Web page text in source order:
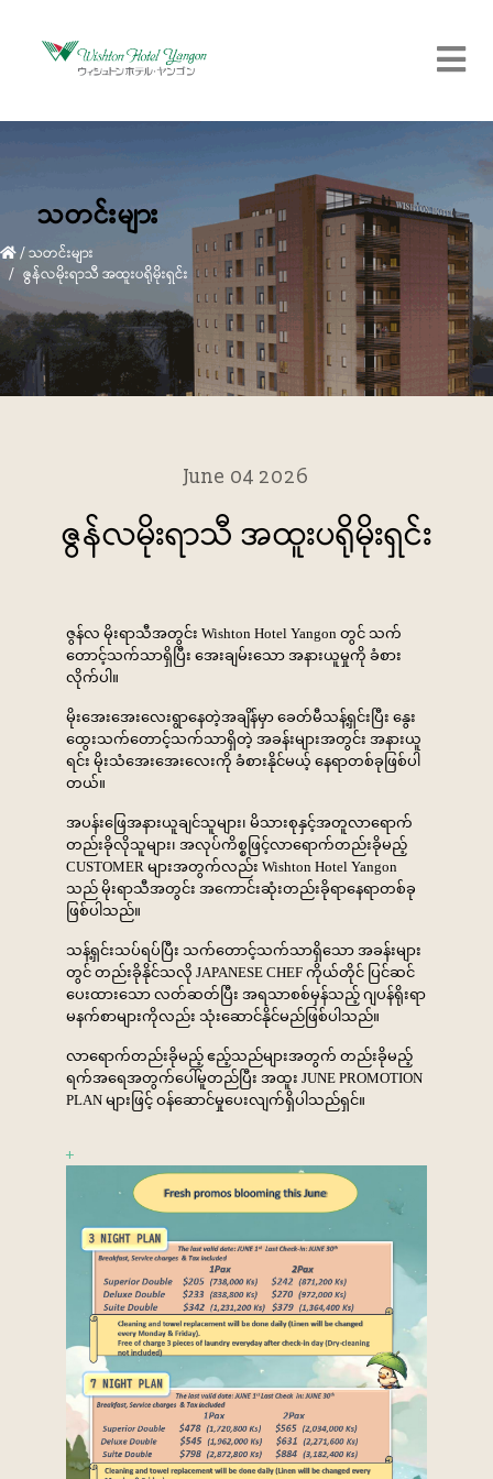
သတင်းများ
/သတင်းများ
ဇွန်လမိုးရာသီ အထူးပရိုမိုးရှင်း
June 04 2026
ဇွန်လမိုးရာသီ အထူးပရိုမိုးရှင်း
ဇွန်လ မိုးရာသီအတွင်း Wishton Hotel Yangon တွင် သက်
တောင့်သက်သာရှိပြီး အေးချမ်းသော အနားယူမှုကို ခံစား
လိုက်ပါ။
မိုးအေးအေးလေးရွာနေတဲ့အချိန်မှာ ခေတ်မီသန့်ရှင်းပြီး နွေး
ထွေးသက်တောင့်သက်သာရှိတဲ့ အခန်းများအတွင်း အနားယူ
ရင်း မိုးသံအေးအေးလေးကို ခံစားနိုင်မယ့် နေရာတစ်ခုဖြစ်ပါ
တယ်။
အပန်းဖြေအနားယူချင်သူများ၊ မိသားစုနှင့်အတူလာရောက်
တည်းခိုလိုသူများ၊ အလုပ်ကိစ္စဖြင့်လာရောက်တည်းခိုမည့်
CUSTOMER များအတွက်လည်း Wishton Hotel Yangon
သည် မိုးရာသီအတွင်း အကောင်းဆုံးတည်းခိုရာနေရာတစ်ခု
ဖြစ်ပါသည်။
သန့်ရှင်းသပ်ရပ်ပြီး သက်တောင့်သက်သာရှိသော အခန်းများ
တွင် တည်းခိုနိုင်သလို JAPANESE CHEF ကိုယ်တိုင် ပြင်ဆင်
ပေးထားသော လတ်ဆတ်ပြီး အရသာစစ်မှန်သည့် ဂျပန်ရိုးရာ
မနက်စာများကိုလည်း သုံးဆောင်နိုင်မည်ဖြစ်ပါသည်။
လာရောက်တည်းခိုမည့် ဧည့်သည်များအတွက် တည်းခိုမည့်
ရက်အရေအတွက်ပေါ်မူတည်ပြီး အထူး JUNE PROMOTION
PLAN များဖြင့် ဝန်ဆောင်မှုပေးလျက်ရှိပါသည်ရှင်။
+